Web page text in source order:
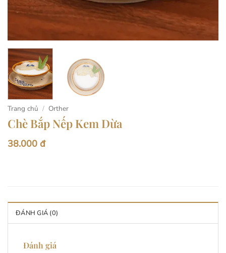
Trang chủ / Orther
Chè Bắp Nếp Kem Dừa
38.000 đ
ĐÁNH GIÁ (0)
Đánh giá